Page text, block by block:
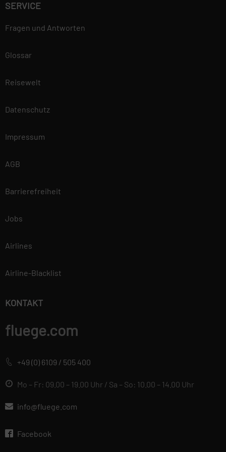
SERVICE
Fragen und Antworten
Glossar
Reisewelt
Datenschutz
Impressum
AGB
Barrierefreiheit
Jobs
Airlines
Airline-Blacklist
KONTAKT
fluege.com
+49 (0) 6109 / 505 400
Mo – Fr: 09.00 – 19.00 Uhr / Sa – So: 10.00 – 14.00 Uhr
info@fluege.com
Facebook